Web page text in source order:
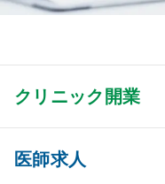
クリニック開業
クリニック開業 TOP
医師求人